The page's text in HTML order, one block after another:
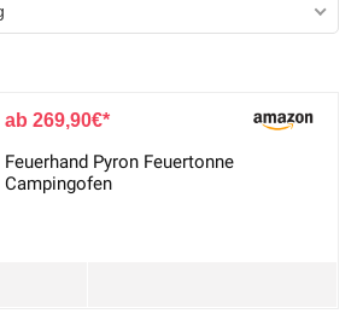
269,90€
Feuerhand Pyron Feuertonne
Campingofen